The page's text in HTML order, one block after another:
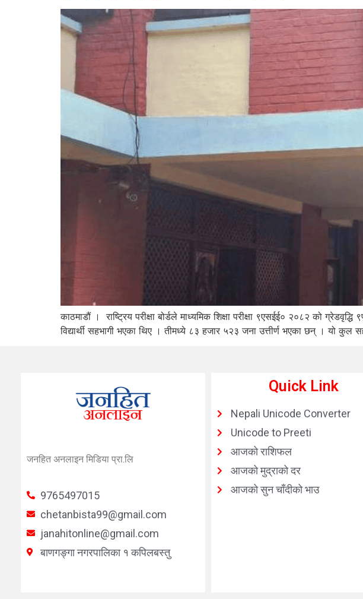
काठमाडौं । राष्ट्रिय परीक्षा बोर्डले माध्यमिक शिक्षा परीक्षा ९एसईई० २०८२ को
विद्यार्थी सहभागी भएका थिए । तीमध्ये ८३ हजार ५२३ जना उत्तीर्ण भएका छन् । यो
जनहित अनलाइन मिडिया प्रा.लि
9765497015
chetanbista99@gmail.com
janahitonline@gmail.com
बाणगङ्गा नगरपालिका १ कपिलबस्तु
Quick Link
Nepali Unicode Converter
Unicode to Preeti
आजको राशिफल
आजको मुद्राको दर
आजको सुन चाँदीको भाउ